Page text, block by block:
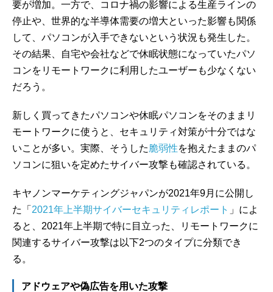
要が増加。一方で、コロナ禍の影響による生産ラインの
停止や、世界的な半導体需要の増大といった影響も関係
して、パソコンが入手できないという状況も発生した。
その結果、自宅や会社などで休眠状態になっていたパソ
コンをリモートワークに利用したユーザーも少なくない
だろう。
新しく買ってきたパソコンや休眠パソコンをそのままリ
モートワークに使うと、セキュリティ対策が十分ではな
いことが多い。実際、そうした脆弱性を抱えたままのパ
ソコンに狙いを定めたサイバー攻撃も確認されている。
キヤノンマーケティングジャパンが2021年9月に公開し
た「 2021年上半期サイバーセキュリティレポート 」によ
ると、2021年上半期で特に目立った、リモートワークに
関連するサイバー攻撃は以下2つのタイプに分類でき
る。
アドウェアや偽広告を用いた攻撃